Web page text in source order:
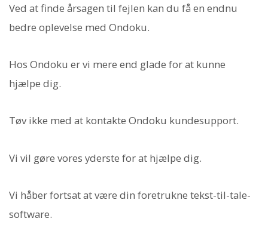
Ved at finde årsagen til fejlen kan du få en endnu
bedre oplevelse med Ondoku.
Hos Ondoku er vi mere end glade for at kunne
hjælpe dig.
Tøv ikke med at kontakte Ondoku kundesupport.
Vi vil gøre vores yderste for at hjælpe dig.
Vi håber fortsat at være din foretrukne tekst-til-tale-
software.